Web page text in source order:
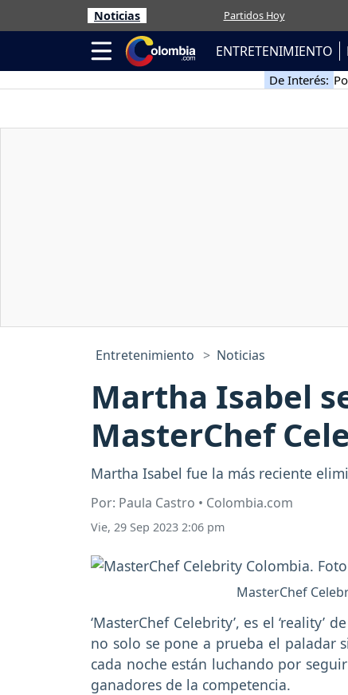
Noticias Partidos Hoy
ENTRETENIMIENTO
De Interés:
Entretenimiento Noticias
Martha Isabel
MasterChef
Martha Isabel fue la más reciente
Por: Paula Castro • Colombia.com
Vie, 29 Sep 2023 2:06 pm
MasterChef
‘MasterChef Celebrity’, es el
no solo se pone a prueba el paladar
cada noche están luchando por
ganadores de la competencia.